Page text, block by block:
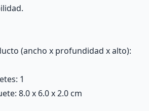
(ancho x profundidad x alto):
1
8.0 x 6.0 x 2.0 cm